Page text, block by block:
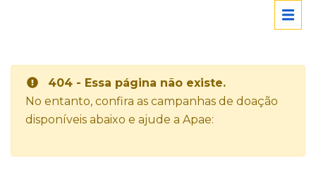
404 - Essa página não existe.
No entanto, confira as campanhas de doação
disponíveis abaixo e ajude a Apae: